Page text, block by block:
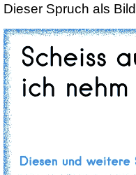
Dieser Spruch als Bild